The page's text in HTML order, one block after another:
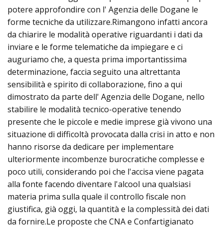
potere approfondire con l' Agenzia delle Dogane le
forme tecniche da utilizzare.Rimangono infatti ancora
da chiarire le modalità operative riguardanti i dati da
inviare e le forme telematiche da impiegare e ci
auguriamo che, a questa prima importantissima
determinazione, faccia seguito una altrettanta
sensibilità e spirito di collaborazione, fino a qui
dimostrato da parte dell' Agenzia delle Dogane, nello
stabilire le modalità tecnico-operative tenendo
presente che le piccole e medie imprese già vivono una
situazione di difficoltà provocata dalla crisi in atto e non
hanno risorse da dedicare per implementare
ulteriormente incombenze burocratiche complesse e
poco utili, considerando poi che l'accisa viene pagata
alla fonte facendo diventare l'alcool una qualsiasi
materia prima sulla quale il controllo fiscale non
giustifica, già oggi, la quantità e la complessità dei dati
da fornire.Le proposte che CNA e Confartigianato